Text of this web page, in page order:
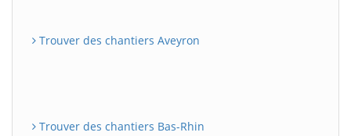
Trouver des chantiers Aveyron
Trouver des chantiers Bas-Rhin